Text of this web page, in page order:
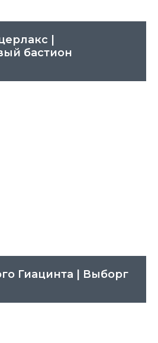
|
бастион
Гиацинта | Выборг